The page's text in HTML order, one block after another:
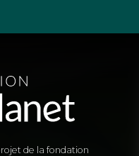
de la fondation